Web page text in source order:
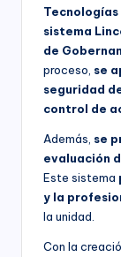
sistema
de
proceso, se
seguridad
control de
Además, se
evaluación
Este sistema
y la
la unidad.
Con la